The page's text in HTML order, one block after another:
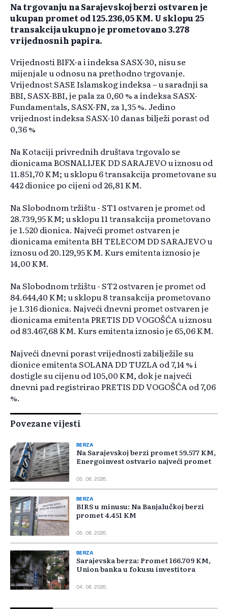
Na trgovanju na Sarajevskoj berzi ostvaren je
ukupan promet od 125.236,05 KM. U sklopu 25
transakcija ukupno je prometovano 3.278
vrijednosnih papira.
Vrijednosti BIFX-a i indeksa SASX-30, nisu se
mijenjale u odnosu na prethodno trgovanje.
Vrijednost SASE Islamskog indeksa – u saradnji sa
BBI, SASX-BBI, je pala za 0,60 % a indeksa SASX-
Fundamentals, SASX-FN, za 1,35 %. Jedino
vrijednost indeksa SASX-10 danas bilježi porast od
0,36 %
Na Kotaciji privrednih društava trgovalo se
dionicama BOSNALIJEK DD SARAJEVO u iznosu od
11.851,70 KM; u sklopu 6 transakcija prometovane su
442 dionice po cijeni od 26,81 KM.
Na Slobodnom tržištu - ST1 ostvaren je promet od
28.739,95 KM; u sklopu 11 transakcija prometovano
je 1.520 dionica. Najveći promet ostvaren je
dionicama emitenta BH TELECOM DD SARAJEVO u
iznosu od 20.129,95 KM. Kurs emitenta iznosio je
14,00 KM.
Na Slobodnom tržištu - ST2 ostvaren je promet od
84.644,40 KM; u sklopu 8 transakcija prometovano
je 1.316 dionica. Najveći dnevni promet ostvaren je
dionicama emitenta PRETIS DD VOGOŠĆA u iznosu
od 83.467,68 KM. Kurs emitenta iznosio je 65,06 KM.
Najveći dnevni porast vrijednosti zabilježile su
dionice emitenta SOLANA DD TUZLA od 7,14 % i
dostigle su cijenu od 105,00 KM, dok je najveći
dnevni pad registrirao PRETIS DD VOGOŠĆA od 7,06
%.
Povezane vijesti
BERZA
Na Sarajevskoj berzi promet 59.577 KM,
Energoinvest ostvario najveći promet
05. 08. 2026.
BERZA
BIRS u minusu: Na Banjalučkoj berzi
promet 4.451 KM
05. 08. 2026.
BERZA
Sarajevska berza: Promet 166.709 KM,
Union banka u fokusu investitora
04. 08. 2026.